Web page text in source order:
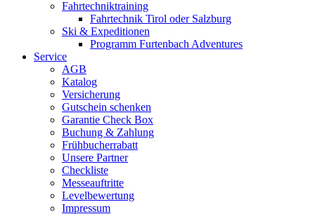
Fahrtechniktraining
Fahrtechnik Tirol oder Salzburg
Ski & Expeditionen
Programm Furtenbach Adventures
Service
AGB
Katalog
Versicherung
Gutschein schenken
Garantie Check Box
Buchung & Zahlung
Frühbucherrabatt
Unsere Partner
Checkliste
Messeauftritte
Levelbewertung
Impressum